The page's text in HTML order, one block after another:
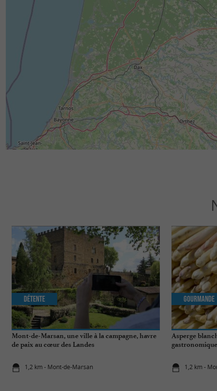
Mont-de-Marsan, une ville à la campagne, havre
de paix au cœur des Landes
1,2 km - Mont-de-Marsan
Détente
Asperge
1,2 km -
Gourmande